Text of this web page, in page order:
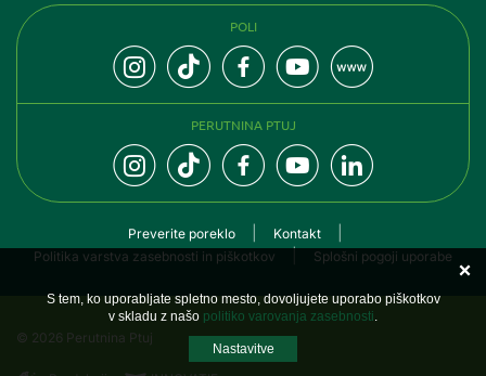
POLI
PERUTNINA PTUJ
Preverite poreklo
Kontakt
Politika varstva zasebnosti in piškotkov
Splošni pogoji uporabe
© 2026 Perutnina Ptuj
S tem, ko uporabljate spletno mesto, dovoljujete uporabo piškotkov
v skladu z našo politiko varovanja zasebnosti.
Nastavitve